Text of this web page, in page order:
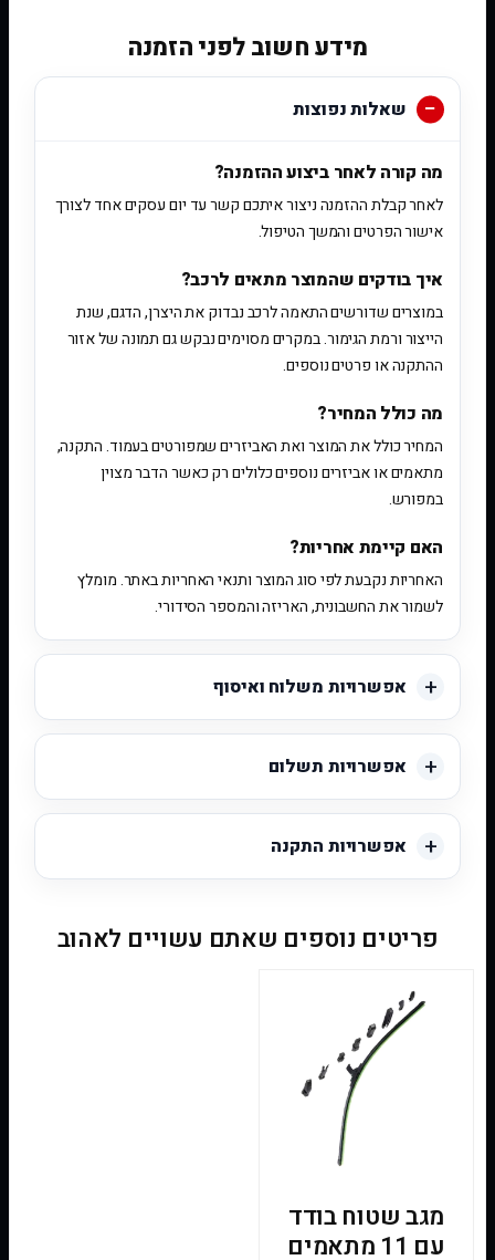
מידע חשוב לפני הזמנה
שאלות נפוצות
מה קורה לאחר ביצוע ההזמנה?
לאחר קבלת ההזמנה ניצור איתכם קשר עד יום עסקים אחד לצורך
אישור הפרטים והמשך הטיפול.
איך בודקים שהמוצר מתאים לרכב?
במוצרים שדורשים התאמה לרכב נבדוק את היצרן, הדגם, שנת
הייצור ורמת הגימור. במקרים מסוימים נבקש גם תמונה של אזור
ההתקנה או פרטים נוספים.
מה כולל המחיר?
המחיר כולל את המוצר ואת האביזרים שמפורטים בעמוד. התקנה,
מתאמים או אביזרים נוספים כלולים רק כאשר הדבר מצוין
במפורש.
האם קיימת אחריות?
האחריות נקבעת לפי סוג המוצר ותנאי האחריות באתר. מומלץ
לשמור את החשבונית, האריזה והמספר הסידורי.
אפשרויות משלוח ואיסוף
אפשרויות תשלום
אפשרויות התקנה
פריטים נוספים שאתם עשויים לאהוב
מגב שטוח בודד
עם 11 מתאמים